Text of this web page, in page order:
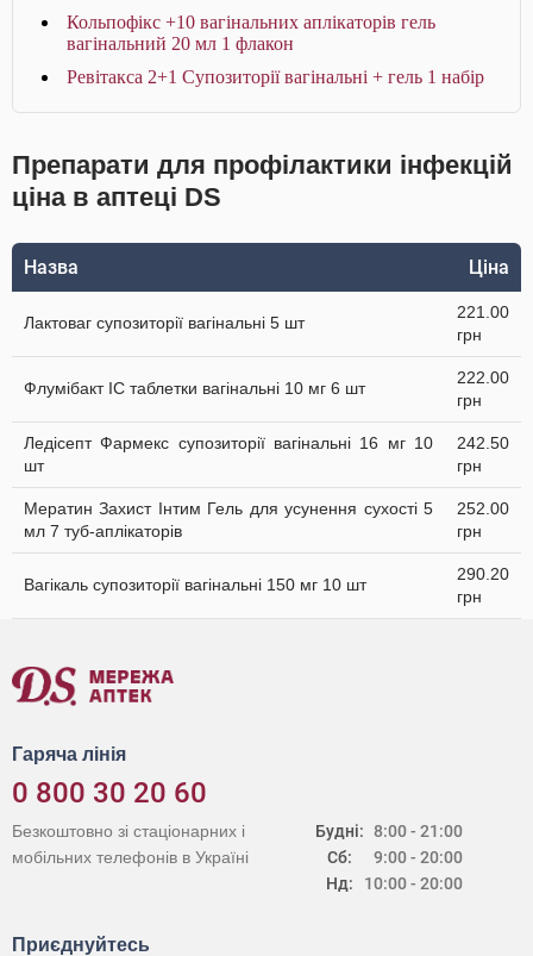
Кольпофікс +10 вагінальних аплікаторів гель
вагінальний 20 мл 1 флакон
Ревітакса 2+1 Супозиторiї вагiнальнi + гель 1 набір
Препарати для профілактики інфекцій
ціна в аптеці DS
Назва Ціна
Лактоваг супозиторії вагінальні 5 шт
221.00
грн
Флумібакт IC таблетки вагінальні 10 мг 6 шт
222.00
грн
Ледісепт Фармекс супозиторії вагінальні 16 мг 10
шт
242.50
грн
Мератин Захист Інтим Гель для усунення сухості 5
мл 7 туб-аплікаторів
252.00
грн
Вагікаль супозиторії вагінальні 150 мг 10 шт
290.20
грн
Гаряча лінія
0 800 30 20 60
Будні:
Сб:
Нд:
8:00 - 21:00
9:00 - 20:00
10:00 - 20:00
Безкоштовно зі стаціонарних і
мобільних телефонів в Україні
Приєднуйтесь